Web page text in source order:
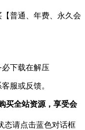
普通、年费、永久会
下载在解压
服或反馈。
买全站资源，享受会
态请点击蓝色对话框